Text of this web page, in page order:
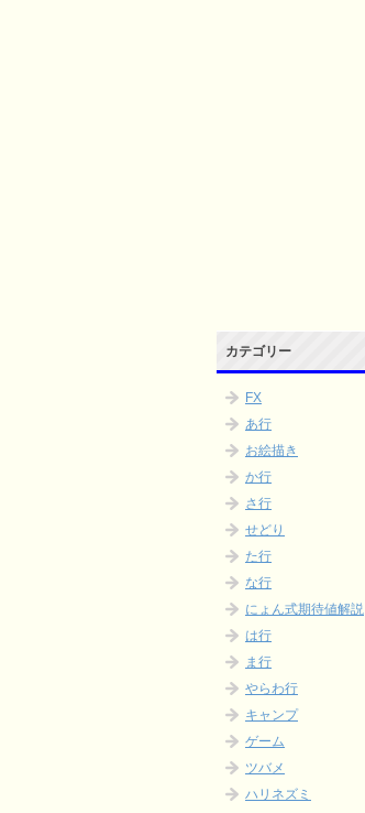
カテゴリー
FX
あ行
お絵描き
か行
さ行
せどり
た行
な行
にょん式期待値解説
は行
ま行
やらわ行
キャンプ
ゲーム
ツバメ
ハリネズミ